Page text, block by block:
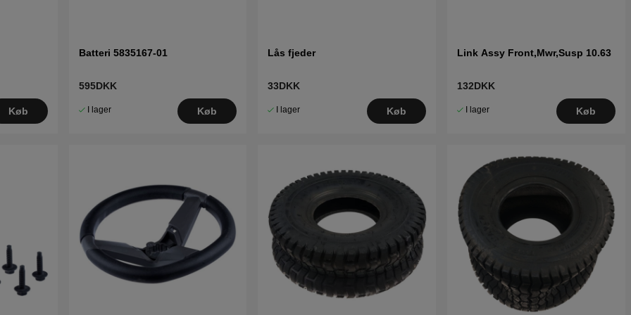
Køb
Batteri 5835167-01
595DKK
I lager Køb
Lås fjeder
33DKK
I lager Køb
Link Assy Front,Mwr,Susp 10.63
132DKK
I lager Køb